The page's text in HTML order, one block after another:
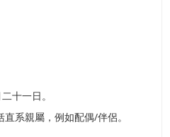
十一日。
系親屬，例如配偶/伴侶。